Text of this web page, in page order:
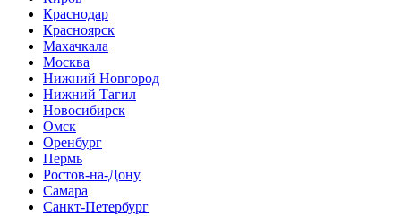
Краснодар
Красноярск
Махачкала
Москва
Нижний Новгород
Нижний Тагил
Новосибирск
Омск
Оренбург
Пермь
Ростов-на-Дону
Самара
Санкт-Петербург